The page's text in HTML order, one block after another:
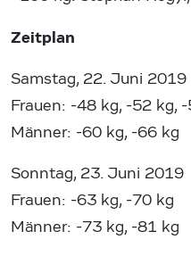
Zeitplan
Samstag, 22. Juni 2019
Frauen: -48 kg, -52 kg,
Männer: -60 kg, -66 kg
Sonntag, 23. Juni 2019
Frauen: -63 kg, -70 kg
Männer: -73 kg, -81 kg